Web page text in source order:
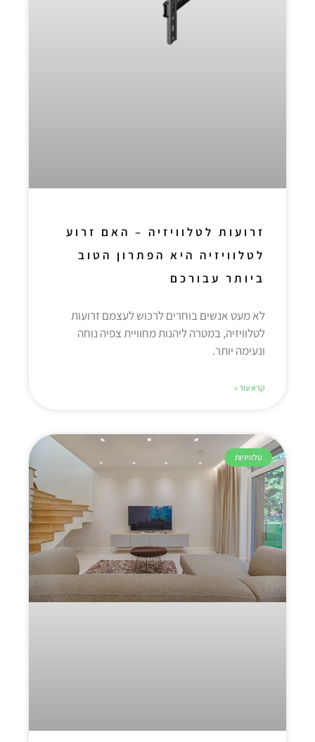
זרועות לטלוויזיה – האם זרוע
לטלוויזיה היא הפתרון הטוב
ביותר עבורכם
לא מעט אנשים בוחרים לרכוש לעצמם זרועות
לטלוויזיה, במטרה ליהנות מחוויית צפיה נוחה
ונעימה יותר.
קרא עוד »
טלוויזיות